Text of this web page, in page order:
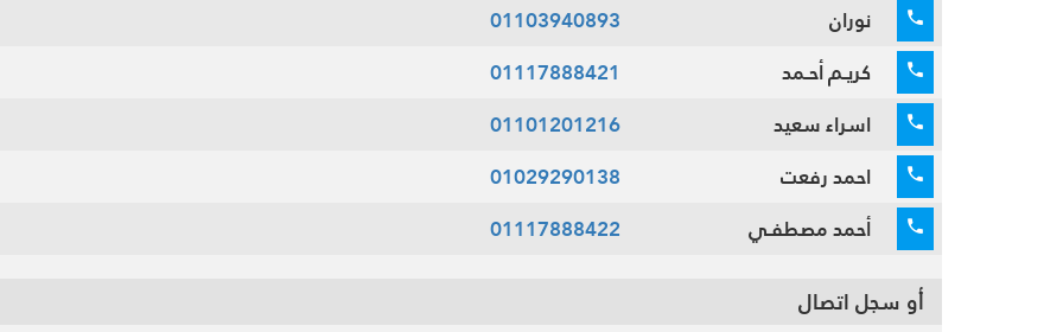
نوران
01103940893
كريـم أحـمد
01117888421
اسراء سعيد
01101201216
احمد رفعت
01029290138
أحمد مصطفـي
01117888422
أو سجل اتصال